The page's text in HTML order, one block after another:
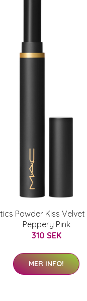
Powder Kiss Velvet
Peppery Pink
310 SEK
MER INFO!